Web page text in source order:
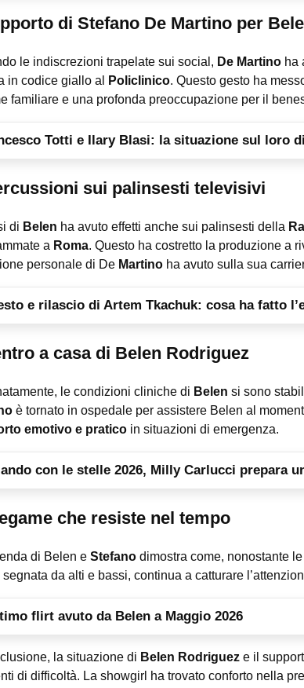
di Stefano De Martino per
le indiscrezioni trapelate sui social, De Martino ha
in codice giallo al
Policlinico. Questo gesto ha
familiare e una profonda preoccupazione per il
Totti e Ilary Blasi: la situazione sul loro
sui palinsesti televisivi
di Belen ha avuto effetti anche sui palinsesti della
a Roma. Questo ha costretto la produzione a
personale di De Martino ha avuto sulla sua
e rilascio di Artem Tkachuk: cosa ha fatto
a casa di Belen Rodriguez
le condizioni cliniche di Belen si sono
è tornato in ospedale per assistere Belen al
emotivo e pratico in situazioni di emergenza.
con le stelle 2026, Milly Carlucci prepara
che resiste nel tempo
di Belen e Stefano dimostra come, nonostante
segnata da alti e bassi, continua a catturare
flirt avuto da Belen a Maggio 2026
la situazione di Belen Rodriguez e il
di difficoltà. La showgirl ha trovato conforto nella